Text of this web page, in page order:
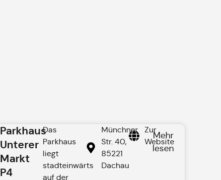
Parkhaus
Unterer
Markt
P4
Das
Parkhaus
liegt
stadteinwärts
auf der
Münchner
Str. 40,
85221
Dachau
Zur
Website
Mehr
lesen